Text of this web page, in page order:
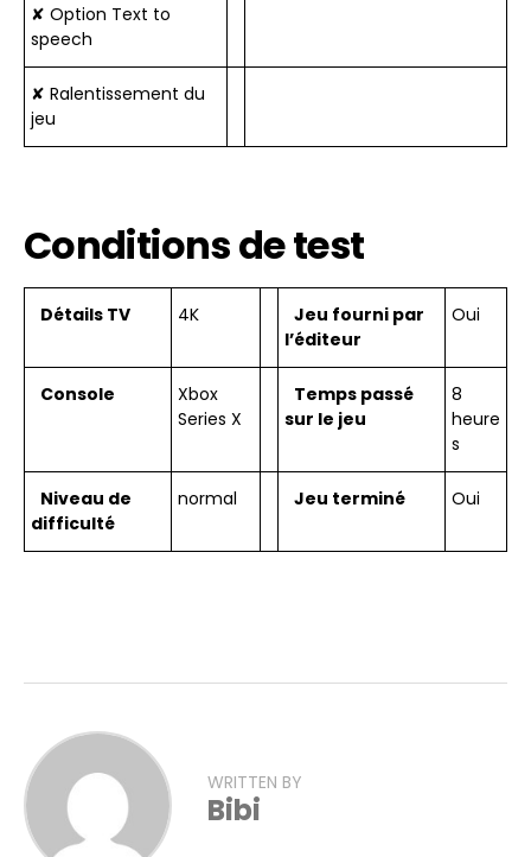
✘ Option Text to
speech
✘ Ralentissement du
jeu
Conditions de test
Détails TV 4K
Jeu fourni par
l’éditeur
Oui
Console
Xbox
Series X
Temps passé
sur le jeu
8
heure
s
Niveau de
difficulté
normal Jeu terminé Oui
WRITTEN BY
Bibi